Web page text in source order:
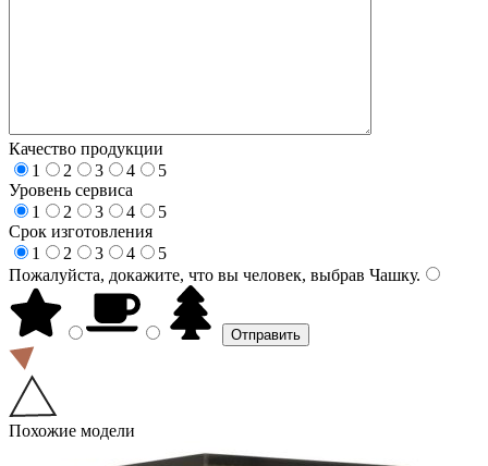
Качество продукции
1
2 3 4
5
Уровень сервиса
1
2 3 4
5
Срок изготовления
1
2 3 4
5
Пожалуйста, докажите, что вы человек, выбрав Чашку.
Похожие модели